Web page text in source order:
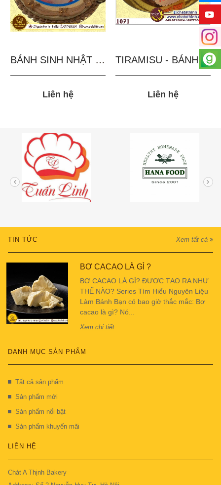
BÁNH SINH NHẬT IN...
Liên hệ
TIRAMISU - BÁNH TẶNG...
Liên hệ
TIN TỨC Xem tất cả
BƠ CACAO LÀ GÌ ?
BƠ CACAO LÀ GÌ? ĐƯỢC TẠO RA NHƯ
THẾ NÀO? Series Tìm Hiểu Nguyên Liệu
Làm Bánh Bạn có bao giờ thắc mắc: Bơ
cacao là gì? Nó...
Xem chi tiết
DANH MỤC SẢN PHẨM
Tất cả sản phẩm
Sản phẩm mới
Sản phẩm nổi bật
Sản phẩm khuyến mãi
LIÊN HỆ
Chát A Thịnh Bakery